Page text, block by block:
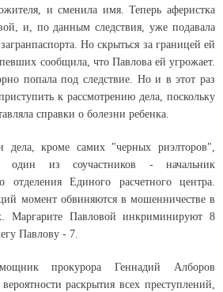
и сменила имя. Теперь аферистка
и, по данным следствия, уже подавала
Но скрыться за границей ей
сообщила, что Павлова ей угрожает.
попала под следствие. Но и в этот раз
к рассмотрению дела, поскольку
справки о болезни ребенка.
дела, кроме самих "черных риэлторов",
один из соучастников - начальник
отделения Единого расчетного центра.
момент обвиняются в мошенничестве в
Маргарите Павловой инкриминируют 8
Павлову - 7.
прокурора Геннадий Алборов
раскрытия всех преступлений,